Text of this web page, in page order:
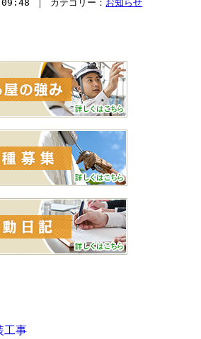
｜ カテゴリー： お知らせ
工事